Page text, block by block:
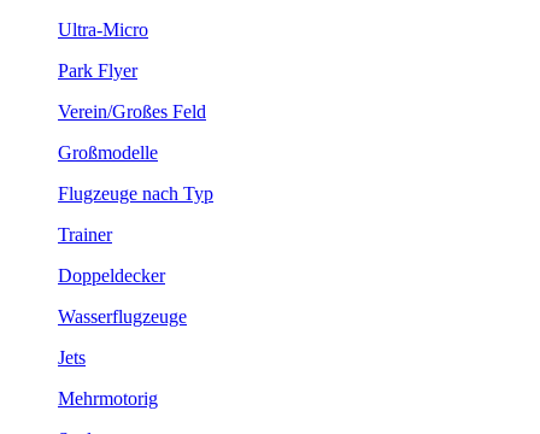
Ultra-Micro
Park Flyer
Verein/Großes Feld
Großmodelle
Flugzeuge nach Typ
Trainer
Doppeldecker
Wasserflugzeuge
Jets
Mehrmotorig